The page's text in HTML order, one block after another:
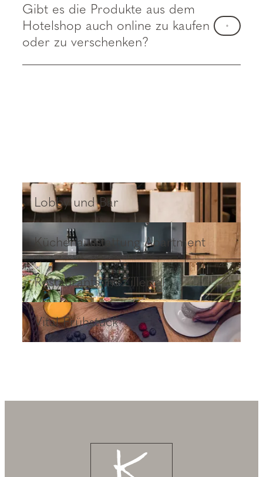
Gibt es die Produkte aus dem
Hotelshop auch online zu kaufen
oder zu verschenken?
Lobby und Bar
Lobby und Bar
Küchenausstattung Apartment
Küchenausstattung Apartment
Restaurants im Zillertal
Restaurants im Zillertal
Vital Frühstück
Vital Frühstück